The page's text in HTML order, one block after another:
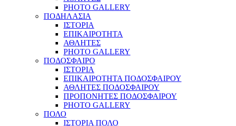
PHOTO GALLERY
ΠΟΔΗΛΑΣΙΑ
ΙΣΤΟΡΙΑ
ΕΠΙΚΑΙΡΟΤΗΤΑ
ΑΘΛΗΤΕΣ
PHOTO GALLERY
ΠΟΔΟΣΦΑΙΡΟ
ΙΣΤΟΡΙΑ
ΕΠΙΚΑΙΡΟΤΗΤΑ ΠΟΔΟΣΦΑΙΡΟΥ
ΑΘΛΗΤΕΣ ΠΟΔΟΣΦΑΙΡΟΥ
ΠΡΟΠΟΝΗΤΕΣ ΠΟΔΟΣΦΑΙΡΟΥ
PHOTO GALLERY
ΠΟΛΟ
ΙΣΤΟΡΙΑ ΠΟΛΟ